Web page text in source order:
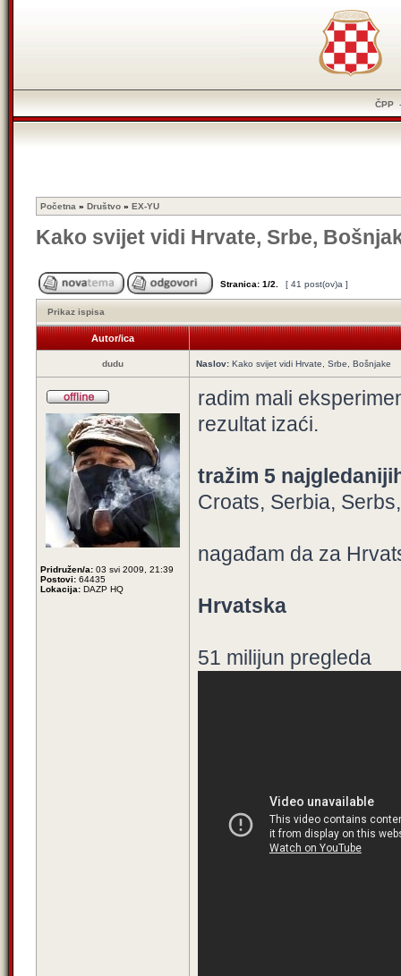
ČPP
Početna » Društvo » EX-YU
Kako svijet vidi Hrvate, Srbe,
Stranica: 1/2 [ 41 post(ov)a ]
Prikaz ispisa
Autor/ica
dudu Naslov: Kako svijet vidi Hrvate, Srbe, Bošnjake
Pridružen/a: 03 svi 2009, 21:39
Postovi: 64435
Lokacija: DAZP HQ
radim mali
rezultat izaći.
tražim 5
Croats, Serbia,
nagađam da za
Hrvatska
51 milijun pregleda